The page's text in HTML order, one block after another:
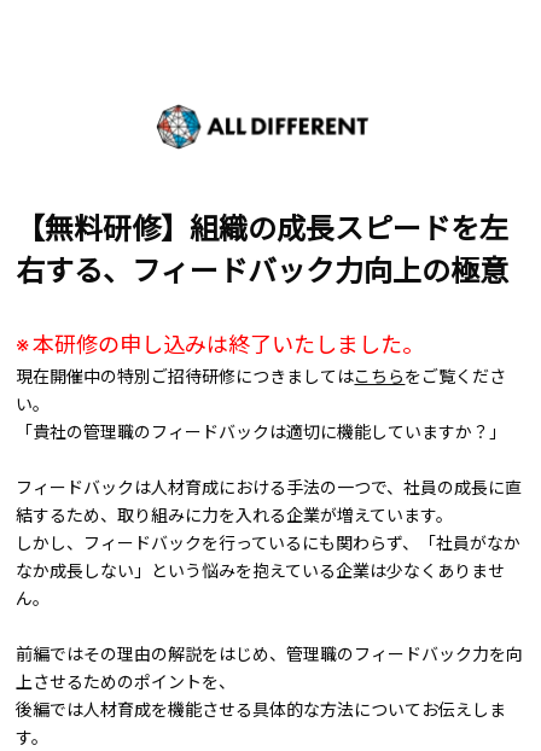
【無料研修】組織の成長スピードを左
右する、フィードバック力向上の極意
※ 本研修の申し込みは終了いたしました。
現在開催中の特別ご招待研修につきましてはこちらをご覧くださ
い。
「貴社の管理職のフィードバックは適切に機能していますか？」
フィードバックは人材育成における手法の一つで、社員の成長に直
結するため、取り組みに力を入れる企業が増えています。
しかし、フィードバックを行っているにも関わらず、「社員がなか
なか成長しない」という悩みを抱えている企業は少なくありませ
ん。
前編ではその理由の解説をはじめ、管理職のフィードバック力を向
上させるためのポイントを、
後編では人材育成を機能させる具体的な方法についてお伝えしま
す。